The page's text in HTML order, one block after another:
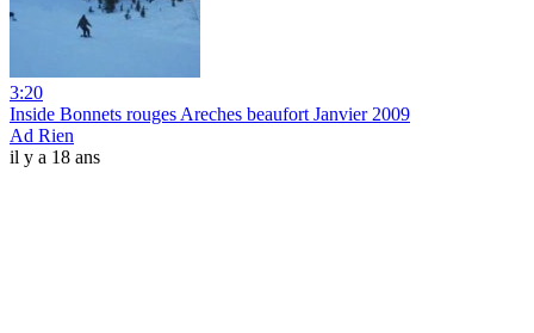
3:20
Inside Bonnets rouges Areches beaufort Janvier 2009
Ad Rien
il y a 18 ans